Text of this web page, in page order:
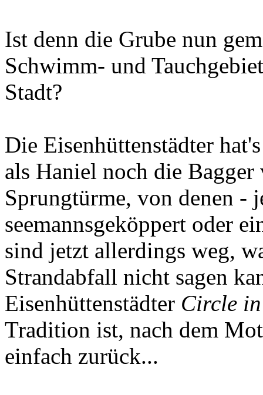
Ist denn die Grube nun
Schwimm- und
Stadt?
Die Eisenhüttenstädter
als Haniel noch die Bagger
Sprungtürme, von denen -
seemannsgeköppert oder
sind jetzt allerdings weg,
Strandabfall nicht sagen
Eisenhüttenstädter Circle
Tradition ist, nach dem
einfach zurück...